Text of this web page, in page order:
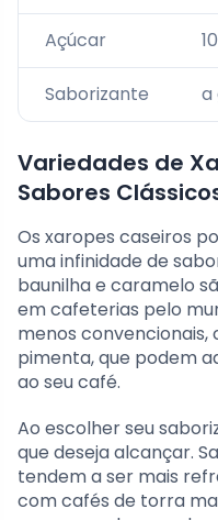
Açúcar
Saborizante a
Variedades de
Sabores
Os xaropes caseiros
uma infinidade de
baunilha e caramelo
em cafeterias pelo
menos
pimenta, que podem
ao seu café.
Ao escolher seu
que deseja alcançar.
tendem a ser mais
com cafés de torra